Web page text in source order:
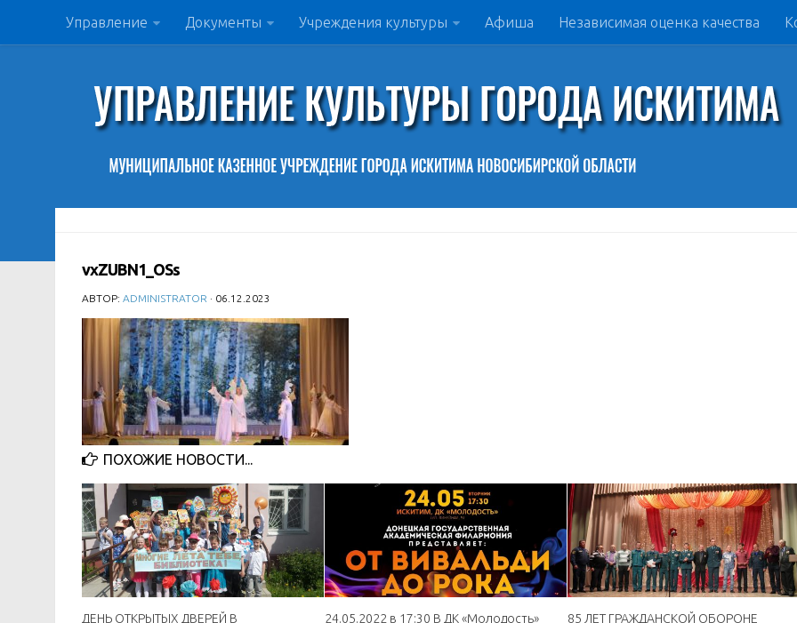
Управление Документы Учреждения культуры Афиша Независимая оценка качества
vxZUBN1_OSs
АВТОР: ADMINISTRATOR · 06.12.2023
ПОХОЖИЕ НОВОСТИ...
ДЕНЬ ОТКРЫТЫХ ДВЕРЕЙ В
24.05.2022 в 17:30 В ДК «Молодость»
85 ЛЕТ ГРАЖДАНСКОЙ ОБОРОНЕ